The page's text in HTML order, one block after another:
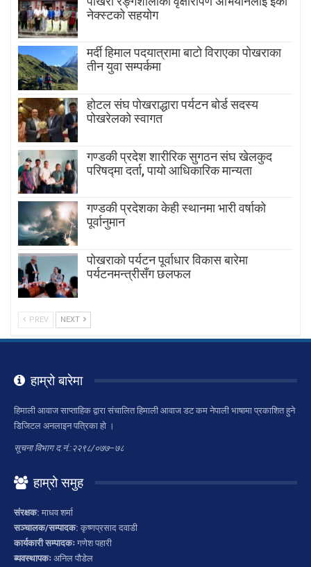
नेक्स्टको सहयोग
मर्दी हिमाल पदयात्रामा बाटाे विराएका पाेखराका
तीन युवा सम्पर्कमा
होटल संघ पोखराद्धारा पर्यटन बोर्ड सदस्य
पोखरेलको स्वागत
गण्डकी प्रदेश शारीरिक सुगठन संघ खेलकुद
परिषद्मा दर्ता, पायाे आधिकारिक मान्यता
गण्डकी प्रदेशका केही स्थानमा भारी वर्षाको
पूर्वानुमान
पाेखराकाे पर्यटन पूर्वाधार विकास बारेमा
पर्यटनमन्त्रीसँग छलफल
PREV NEXT
हाम्रो बारेमा
हिमाली आवाज साप्ताहिक द्वारा संचालित हिमाली आवाज डट कम नेपाली भाषामा प्रकाशित हुने
डिजिटल अनलाइन पत्रिका हो ।
सूचना विभाग द.नं.:२२९८/०७७–७८
हाम्रो समुह
संरक्षक: माधव शर्मा
सञ्चालक/सम्पादक: कृष्णप्रसाद दवाडी
कार्यकारी सम्पादकः गणेश पहारी
ब्यवस्थापकः अनिल पौडेल